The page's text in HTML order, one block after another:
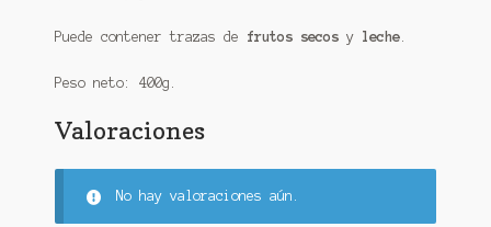
Puede contener trazas de frutos secosy leche.
Peso neto: 400g.
Valoraciones
No hay valoraciones aún.